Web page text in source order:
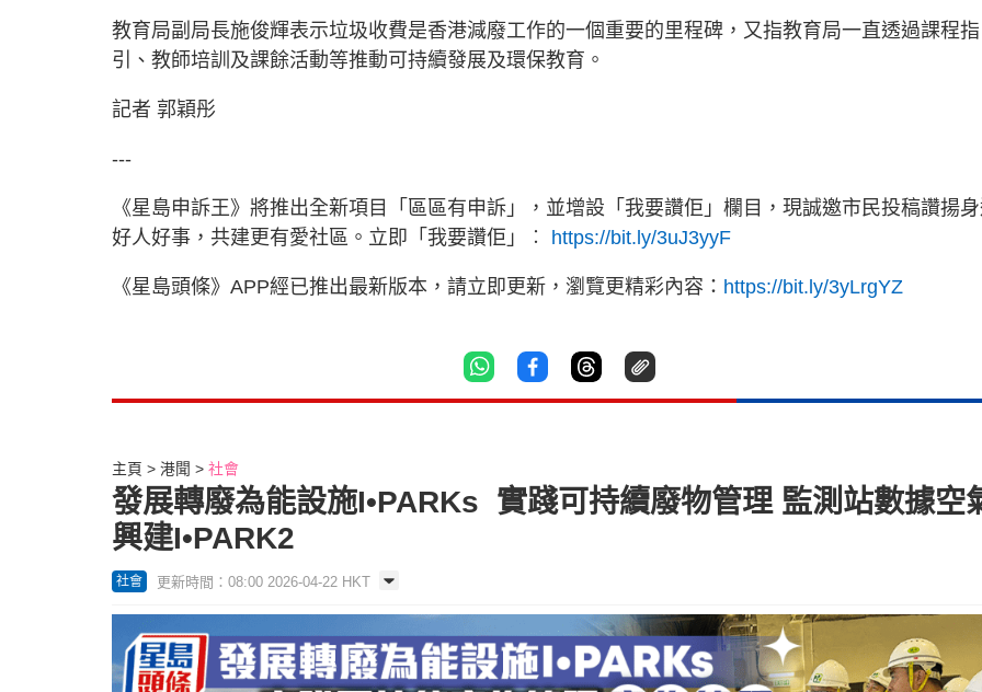
教育局副局長施俊輝表示垃圾收費是香港減廢工作的一個重要的里程碑，又指教育局一直透過課程指
引、教師培訓及課餘活動等推動可持續發展及環保教育。
記者 郭穎彤
---
《星島申訴王》將推出全新項目「區區有申訴」，並增設「我要讚佢」欄目，現誠邀市民投稿讚揚
好人好事，共建更有愛社區。立即「我要讚佢」︰ https://bit.ly/3uJ3yyF
《星島頭條》APP經已推出最新版本，請立即更新，瀏覽更精彩內容： https://bit.ly/3yLrgYZ
主頁 港聞 社會
發展轉廢為能設施I•PARKs 實踐可持續廢物管理 監測站數據
興建I•PARK2
社會 更新時間：08:00 2026-04-22 HKT